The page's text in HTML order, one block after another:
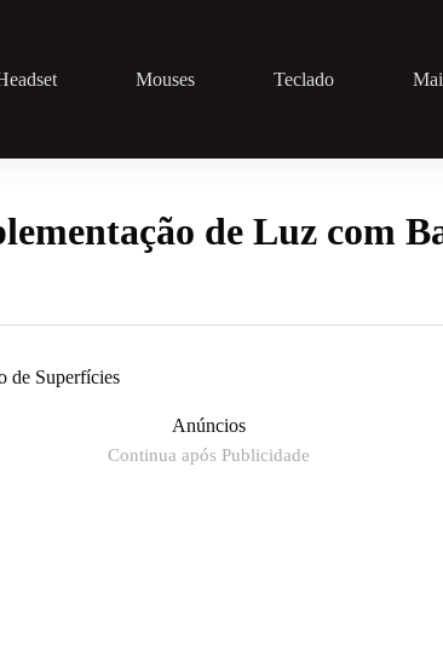
Mouses Teclado
de Luz com
de Superfícies
Anúncios
Continua após Publicidade